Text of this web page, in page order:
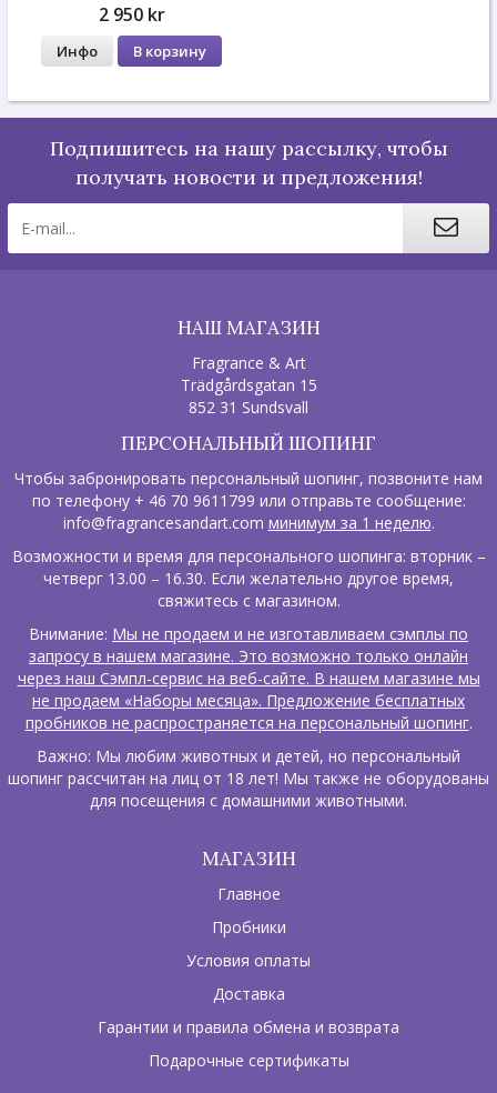
2 950 kr
Инфо В корзину
Подпишитесь на нашу рассылку, чтобы
получать новости и предложения!
НАШ МАГАЗИН
Fragrance & Art
Trädgårdsgatan 15
852 31 Sundsvall
ПЕРСОНАЛЬНЫЙ ШОПИНГ
Чтобы забронировать персональный шопинг, позвоните нам
по телефону + 46 70 9611799 или отправьте сообщение:
info@fragrancesandart.com минимум за 1 неделю.
Возможности и время для персонального шопинга: вторник –
четверг 13.00 – 16.30. Если желательно другое время,
свяжитесь с магазином.
Внимание: Мы не продаем и не изготавливаем сэмплы по
запросу в нашем магазине. Это возможно только онлайн
через наш Сэмпл-сервис на веб-сайте. В нашем магазине мы
не продаем «Наборы месяца». Предложение бесплатных
пробников не распространяется на персональный шопинг.
Важно: Мы любим животных и детей, но персональный
шопинг рассчитан на лиц от 18 лет! Мы также не оборудованы
для посещения с домашними животными.
МАГАЗИН
Главное
Пробники
Условия оплаты
Доставка
Гарантии и правила обмена и возврата
Подарочные сертификаты